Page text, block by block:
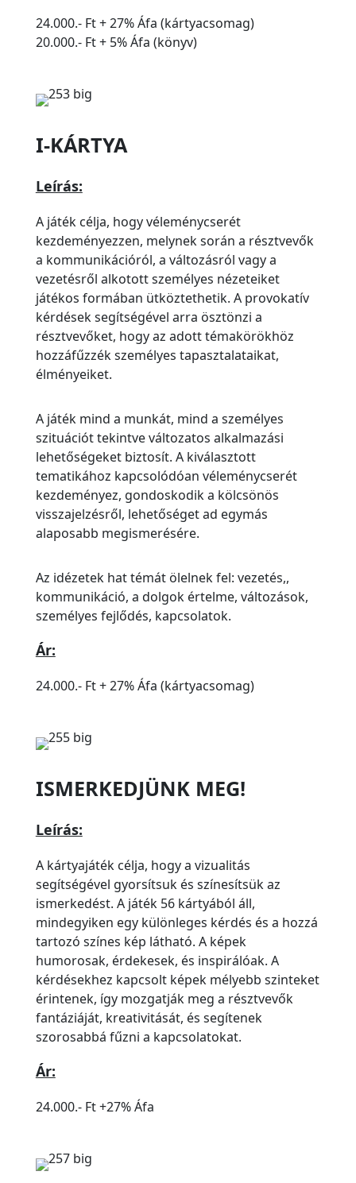
24.000.- Ft + 27% Áfa (kártyacsomag)
20.000.- Ft + 5% Áfa (könyv)
I-KÁRTYA
Leírás:
A játék célja, hogy véleménycserét
kezdeményezzen, melynek során a résztvevők
a kommunikációról, a változásról vagy a
vezetésről alkotott személyes nézeteiket
játékos formában ütköztethetik. A provokatív
kérdések segítségével arra ösztönzi a
résztvevőket, hogy az adott témakörökhöz
hozzáfűzzék személyes tapasztalataikat,
élményeiket.
A játék mind a munkát, mind a személyes
szituációt tekintve változatos alkalmazási
lehetőségeket biztosít. A kiválasztott
tematikához kapcsolódóan véleménycserét
kezdeményez, gondoskodik a kölcsönös
visszajelzésről, lehetőséget ad egymás
alaposabb megismerésére.
Az idézetek hat témát ölelnek fel: vezetés,,
kommunikáció, a dolgok értelme, változások,
személyes fejlődés, kapcsolatok.
Ár:
24.000.- Ft + 27% Áfa (kártyacsomag)
ISMERKEDJÜNK MEG!
Leírás:
A kártyajáték célja, hogy a vizualitás
segítségével gyorsítsuk és színesítsük az
ismerkedést. A játék 56 kártyából áll,
mindegyiken egy különleges kérdés és a hozzá
tartozó színes kép látható. A képek
humorosak, érdekesek, és inspirálóak. A
kérdésekhez kapcsolt képek mélyebb szinteket
érintenek, így mozgatják meg a résztvevők
fantáziáját, kreativitását, és segítenek
szorosabbá fűzni a kapcsolatokat.
Ár:
24.000.- Ft +27% Áfa